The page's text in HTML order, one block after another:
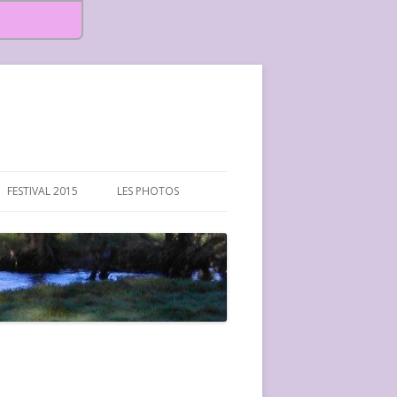
FESTIVAL 2015 LES PHOTOS
FESTIVAL 2016-PHOTOS
FESTIVAL 2017-PHOTOS ET
VIDÉOS